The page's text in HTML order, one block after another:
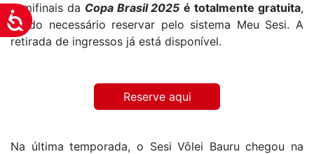
Acessibilidade
semifinais da Copa Brasil 2025 é totalmente gratuita,
sendo necessário reservar pelo sistema Meu Sesi. A
retirada de ingressos já está disponível.
Reserve aqui
Na última temporada, o Sesi Vôlei Bauru chegou na